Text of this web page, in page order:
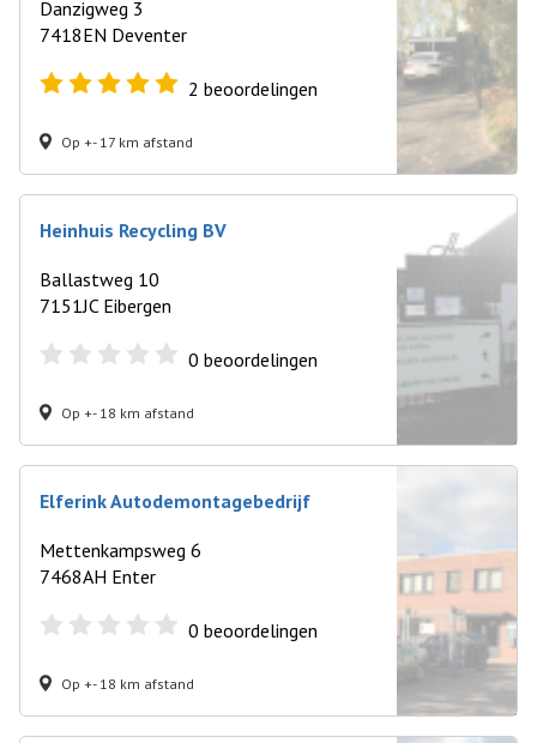
Danzigweg 3
7418EN Deventer
2 beoordelingen
Op +- 17 km afstand
Heinhuis Recycling BV
Ballastweg 10
7151JC Eibergen
0 beoordelingen
Op +- 18 km afstand
Elferink Autodemontagebedrijf
Mettenkampsweg 6
7468AH Enter
0 beoordelingen
Op +- 18 km afstand